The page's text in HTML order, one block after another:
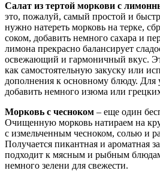
Салат из тертой моркови с
это, пожалуй, самый простой и
нужно натереть морковь на терке,
соком, добавить немного сахара и
лимона прекрасно балансирует
освежающий и гармоничный вкус.
как самостоятельную закуску или
дополнения к основному блюду. Для
добавить немного изюма или
Морковь с чесноком – еще один
Очищенную морковь натираем на
с измельченным чесноком, солью и
Получается пикантная и ароматная
подходит к мясным и рыбным
немного зелени для свежести.